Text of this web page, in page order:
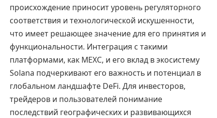
происхождение приносит уровень регуляторного
соответствия и технологической искушенности,
что имеет решающее значение для его принятия и
функциональности. Интеграция с такими
платформами, как MEXC, и его вклад в экосистему
Solana подчеркивают его важность и потенциал в
глобальном ландшафте DeFi. Для инвесторов,
трейдеров и пользователей понимание
последствий географических и развивающихся